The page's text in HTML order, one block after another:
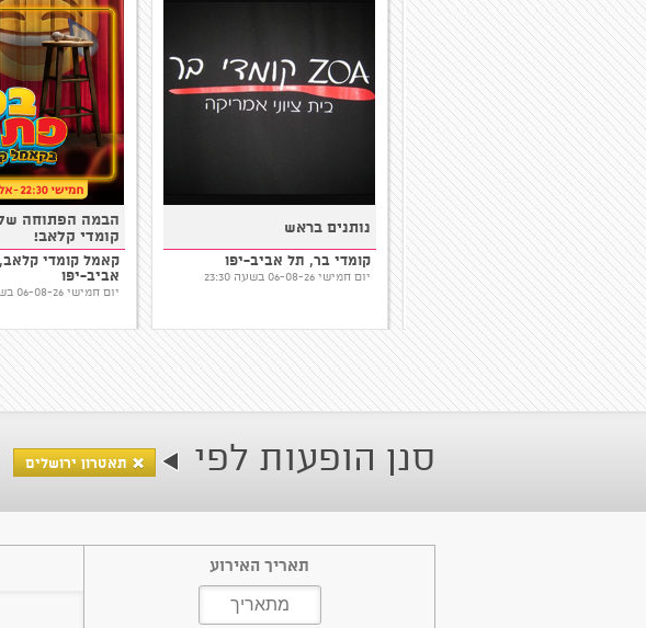
נותנים בראש
קומדי בר, תל אביב-
יום חמישי 06-08-26 בשעה 23:30
פקטורי - 22:00
סטנדאפ פקטורי, תל אביב-יפו
יום שישי 07-08-26 בשעה 22:00
סיבה למסיבה
קומדי בר, תל אביב-יפו
יום שישי 07-08-26 בשעה 22:00
סנן הופעות לפי תאטרון ירושלים
תאריך האירוע